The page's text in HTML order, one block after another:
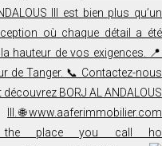
the place you call ho